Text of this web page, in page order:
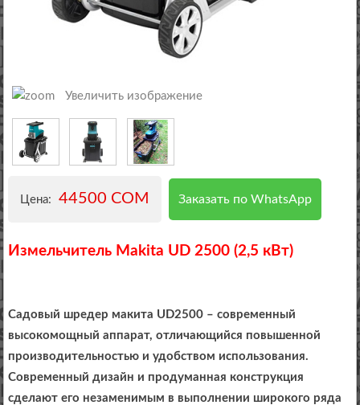
Увеличить изображение
Цена: 44500 COM Заказать по WhatsApp
Измельчитель Makita UD 2500 (2,5 кВт)
Садовый шредер макита UD2500 – современный
высокомощный аппарат, отличающийся повышенной
производительностью и удобством использования.
Современный дизайн и продуманная конструкция
сделают его незаменимым в выполнении широкого ряда